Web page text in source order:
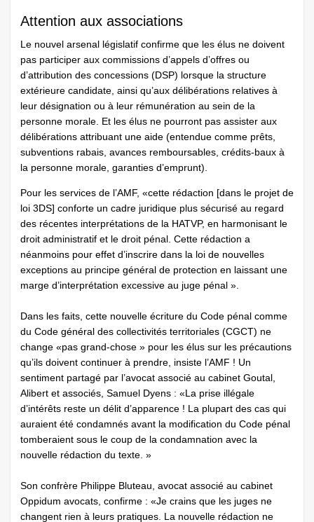
Attention aux associations
Le nouvel arsenal législatif confirme que les élus ne doivent
pas participer aux commissions d’appels d’offres ou
d’attribution des concessions (DSP) lorsque la structure
extérieure candidate, ainsi qu’aux délibérations relatives à
leur désignation ou à leur rémunération au sein de la
personne morale. Et les élus ne pourront pas assister aux
délibérations attribuant une aide (entendue comme prêts,
subventions rabais, avances remboursables, crédits-baux à
la personne morale, garanties d’emprunt).
Pour les services de l’AMF, «cette rédaction [dans le projet de
loi 3DS] conforte un cadre juridique plus sécurisé au regard
des récentes interprétations de la HATVP, en harmonisant le
droit administratif et le droit pénal. Cette rédaction a
néanmoins pour effet d’inscrire dans la loi de nouvelles
exceptions au principe général de protection en laissant une
marge d’interprétation excessive au juge pénal ».
Dans les faits, cette nouvelle écriture du Code pénal comme
du Code général des collectivités territoriales (CGCT) ne
change «pas grand-chose » pour les élus sur les précautions
qu’ils doivent continuer à prendre, insiste l’AMF ! Un
sentiment partagé par l’avocat associé au cabinet Goutal,
Alibert et associés, Samuel Dyens : «La prise illégale
d’intérêts reste un délit d’apparence ! La plupart des cas qui
auraient été condamnés avant la modification du Code pénal
tomberaient sous le coup de la condamnation avec la
nouvelle rédaction du texte. »
Son confrère Philippe Bluteau, avocat associé au cabinet
Oppidum avocats, confirme : «Je crains que les juges ne
changent rien à leurs pratiques. La nouvelle rédaction ne